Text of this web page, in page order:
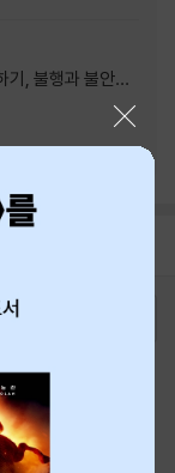
기, 불행과 불안을
사람을 많이 만나
샵 1566-4295
호정책